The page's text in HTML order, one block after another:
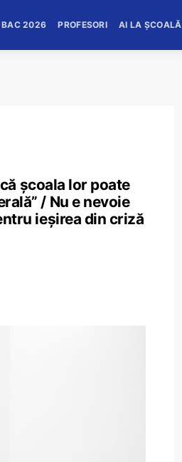
BAC 2026 PROFESORI AI LA ȘCOALĂ
școala lor poate
/ Nu e nevoie
ieșirea din criză